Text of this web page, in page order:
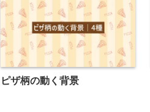
ピザ柄の動く背景